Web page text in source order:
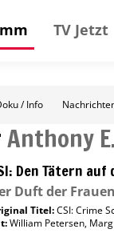
TV Jetzt
/ Info
Anthony
Den Tätern auf
Duft der Frauen
Titel:CSI: Crime
:William Petersen,